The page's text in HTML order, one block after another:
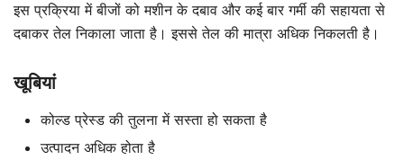
इस प्रक्रिया में बीजों को मशीन के दबाव और कई बार गर्मी की सहायता से
दबाकर तेल निकाला जाता है। इससे तेल की मात्रा अधिक निकलती है।
खूबियां
कोल्ड प्रेस्ड की तुलना में सस्ता हो सकता है
उत्पादन अधिक होता है